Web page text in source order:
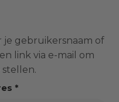
je gebruikersnaam of
link via e-mail om
*Verplicht